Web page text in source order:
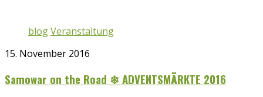
blogVeranstaltung
15. November 2016
Samowar on the Road ❄ ADVENTSMÄRKTE 2016